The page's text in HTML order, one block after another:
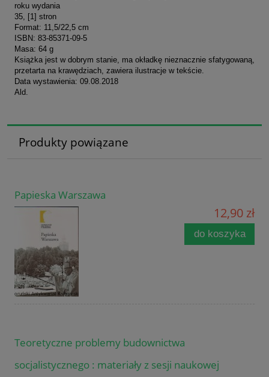
roku wydania
35, [1] stron
Format: 11,5/22,5 cm
ISBN: 83-85371-09-5
Masa: 64 g
Książka jest w dobrym stanie, ma okładkę nieznacznie sfatygowaną,
przetarta na krawędziach, zawiera ilustracje w tekście.
Data wystawienia: 09.08.2018
Ald.
Produkty powiązane
Papieska Warszawa
12,90 zł
do koszyka
Teoretyczne problemy budownictwa
socjalistycznego : materiały z sesji naukowej